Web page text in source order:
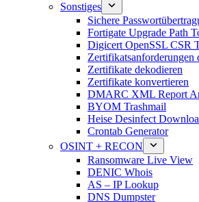
Sonstiges
Sichere
Fortigate Upgrade Path
Digicert OpenSSL CSR
Zertifikatsanforderungen
Zertifikate dekodieren
Zertifikate konvertieren
DMARC XML Report
BYOM Trashmail
Heise Desinfect
Crontab Generator
OSINT + RECON
Ransomware Live View
DENIC Whois
AS – IP Lookup
DNS Dumpster